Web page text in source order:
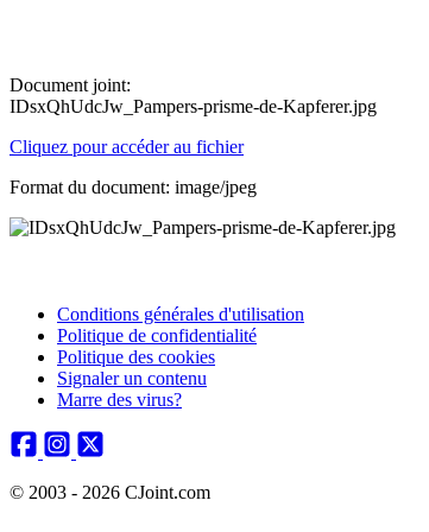
Document joint:
IDsxQhUdcJw_Pampers-prisme-de-Kapferer.jpg
Cliquez pour accéder au fichier
Format du document: image/jpeg
Conditions générales d'utilisation
Politique de confidentialité
Politique des cookies
Signaler un contenu
Marre des virus?
© 2003 - 2026 CJoint.com